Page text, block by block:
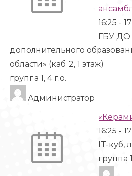
16:25 -
ГБУ ДО
дополнительного
области» (каб. 2, 1 этаж)
группа 1, 4 г.о.
Администратор
16:25 -
IT-куб,
группа